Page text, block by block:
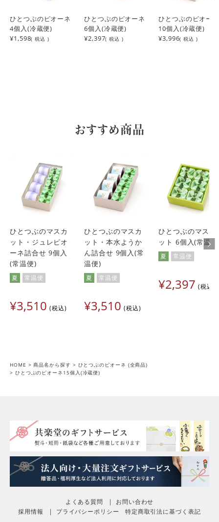
ひとつぶのピオーネ
4個入(冷蔵便)
¥1,598( 税込 )
ひとつぶのピオーネ
6個入(冷蔵便)
¥2,397( 税込 )
ひとつぶのピオー
10個入(冷蔵便)
¥3,996( 税込 )
おすすめ商品
ひとつぶのマスカ
ット・ジュレピオ
ーネ詰合せ 9個入
(常温便)
夏 常温便
¥3,510 税込
ひとつぶのマスカ
ット・本水ようか
ん詰合せ 9個入(常
温便)
夏 常温便
¥3,510 税込
ひとつぶのマスカ
ット 6個入(常温
夏 常温便
¥2,397 税込
HOME 商品名から探す
ひとつぶのピオーネ (全商品)
ひとつぶのピオーネ15個入(冷蔵便)
よくある質問
お問い合わせ
採用情報
プライバシーポリシー 特定商取引法に基づく表記